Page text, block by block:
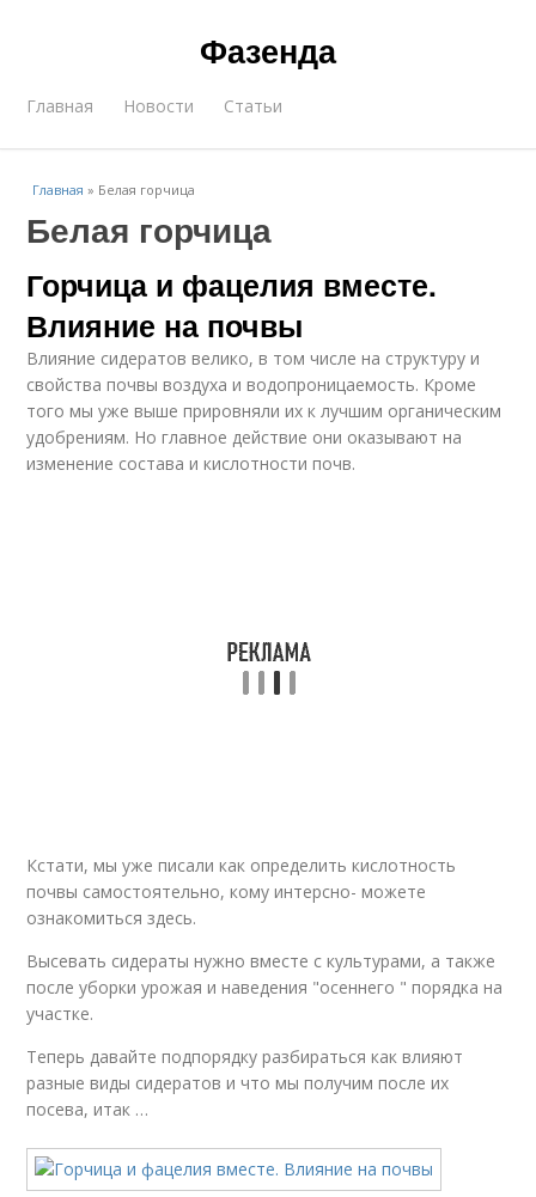
Фазенда
Главная Новости Статьи
Главная » Белая горчица
Белая горчица
Горчица и фацелия вместе.
Влияние на почвы
Влияние сидератов велико, в том числе на структуру и
свойства почвы воздуха и водопроницаемость. Кроме
того мы уже выше прировняли их к лучшим органическим
удобрениям. Но главное действие они оказывают на
изменение состава и кислотности почв.
Кстати, мы уже писали как определить кислотность
почвы самостоятельно, кому интерсно- можете
ознакомиться здесь.
Высевать сидераты нужно вместе с культурами, а также
после уборки урожая и наведения "осеннего " порядка на
участке.
Теперь давайте подпорядку разбираться как влияют
разные виды сидератов и что мы получим после их
посева, итак …